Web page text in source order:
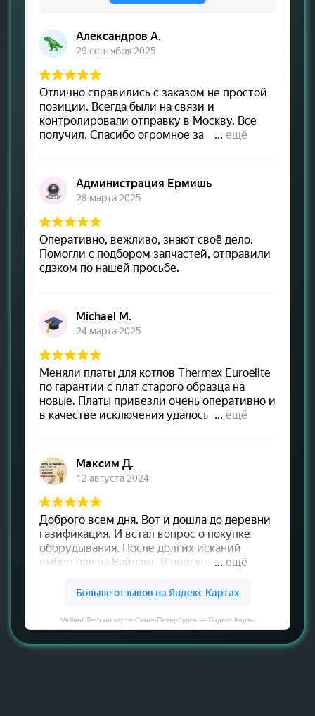
Vaillant Tech на карте Санкт‑Петербурга — Яндекс Карты